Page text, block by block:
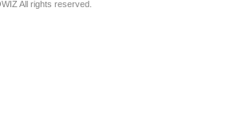
All rights reserved.